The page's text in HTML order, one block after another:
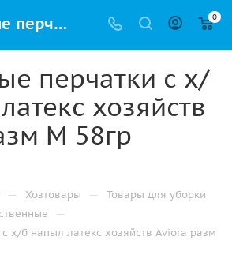
Резиновые перчатки с х/б напыл латекс хозяйств Aviora разм M 58гр 12/120 купить в Альметьевске с доставкой оптом и в розницу 0
перчатки с х/
хозяйств
M 58гр
— Хозтовары — Товары для уборки
—
х/б напыл латекс хозяйств Aviora разм